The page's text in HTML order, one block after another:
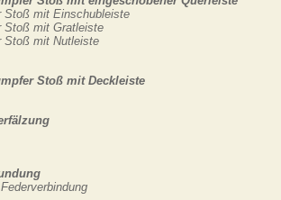
Stoß mit Einschubleiste
Stoß mit Gratleiste
Stoß mit Nutleiste
Stoß mit Deckleiste